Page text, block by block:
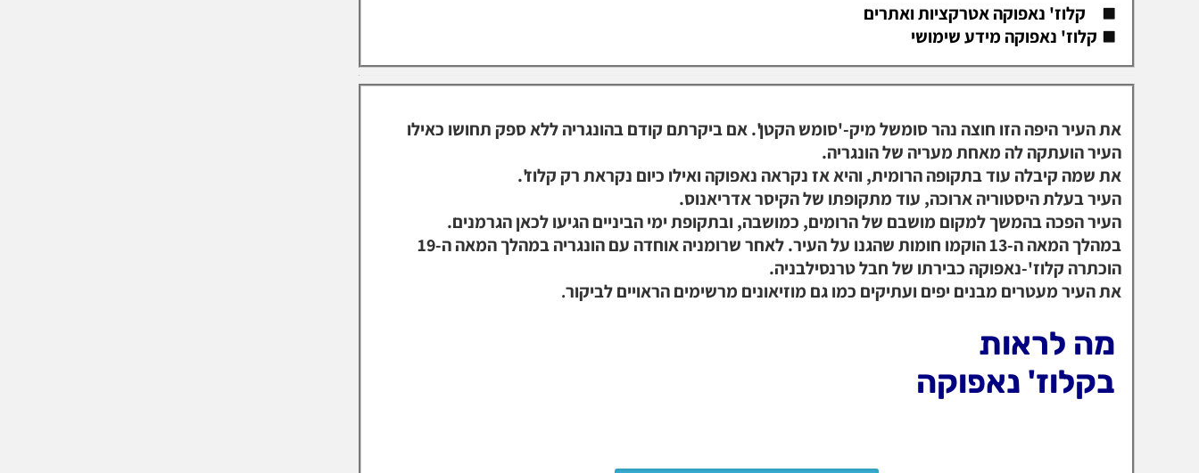
קלוז' נאפוקה אטרקציות ואתרים
קלוז' נאפוקה מידע שימושי
את העיר היפה הזו חוצה נהר סומשל מיק-'סומש הקטן'. אם ביקרתם קודם בהונגריה ללא ספק תחושו כאילו
העיר הועתקה לה מאחת מעריה של הונגריה.
את שמה קיבלה עוד בתקופה הרומית, והיא אז נקראה נאפוקה ואילו כיום נקראת רק קלוז'.
העיר בעלת היסטוריה ארוכה, עוד מתקופתו של הקיסר אדריאנוס.
העיר הפכה בהמשך למקום מושבם של הרומים, כמושבה, ובתקופת ימי הביניים הגיעו לכאן הגרמנים.
במהלך המאה ה-13 הוקמו חומות שהגנו על העיר. לאחר שרומניה אוחדה עם הונגריה במהלך המאה ה-19
הוכתרה קלוז'-נאפוקה כבירתו של חבל טרנסילבניה.
את העיר מעטרים מבנים יפים ועתיקים כמו גם מוזיאונים מרשימים הראויים לביקור.
מה לראות
בקלוז' נאפוקה